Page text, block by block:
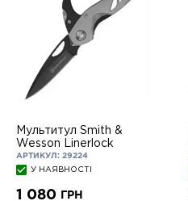
Мультитул Smith &
Wesson Linerlock
АРТИКУЛ: 29224
У НАЯВНОСТІ
1 080 ГРН